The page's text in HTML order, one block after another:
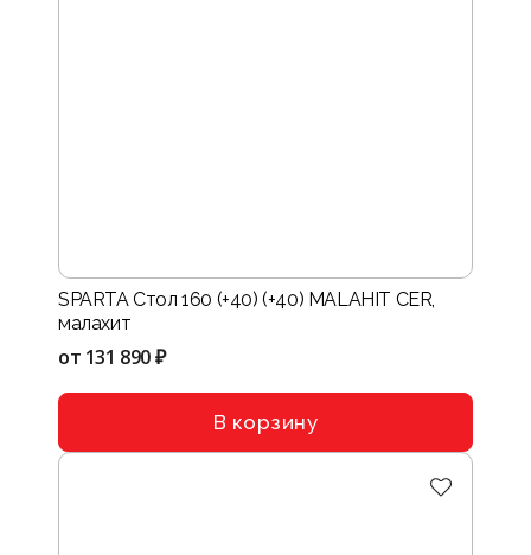
SPARTA Стол 160 (+40) (+40) MALAHIT CER,
малахит
от 131 890 ₽
В корзину